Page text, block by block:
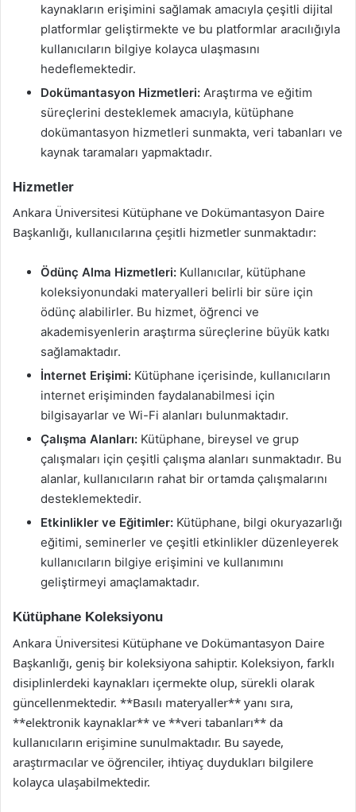
kaynakların erişimini sağlamak amacıyla çeşitli dijital
platformlar geliştirmekte ve bu platformlar aracılığıyla
kullanıcıların bilgiye kolayca ulaşmasını
hedeflemektedir.
Dokümantasyon Hizmetleri: Araştırma ve eğitim
süreçlerini desteklemek amacıyla, kütüphane
dokümantasyon hizmetleri sunmakta, veri tabanları ve
kaynak taramaları yapmaktadır.
Hizmetler
Ankara Üniversitesi Kütüphane ve Dokümantasyon Daire
Başkanlığı, kullanıcılarına çeşitli hizmetler sunmaktadır:
Ödünç Alma Hizmetleri: Kullanıcılar, kütüphane
koleksiyonundaki materyalleri belirli bir süre için
ödünç alabilirler. Bu hizmet, öğrenci ve
akademisyenlerin araştırma süreçlerine büyük katkı
sağlamaktadır.
İnternet Erişimi: Kütüphane içerisinde, kullanıcıların
internet erişiminden faydalanabilmesi için
bilgisayarlar ve Wi-Fi alanları bulunmaktadır.
Çalışma Alanları: Kütüphane, bireysel ve grup
çalışmaları için çeşitli çalışma alanları sunmaktadır. Bu
alanlar, kullanıcıların rahat bir ortamda çalışmalarını
desteklemektedir.
Etkinlikler ve Eğitimler: Kütüphane, bilgi okuryazarlığı
eğitimi, seminerler ve çeşitli etkinlikler düzenleyerek
kullanıcıların bilgiye erişimini ve kullanımını
geliştirmeyi amaçlamaktadır.
Kütüphane Koleksiyonu
Ankara Üniversitesi Kütüphane ve Dokümantasyon Daire
Başkanlığı, geniş bir koleksiyona sahiptir. Koleksiyon, farklı
disiplinlerdeki kaynakları içermekte olup, sürekli olarak
güncellenmektedir. **Basılı materyaller** yanı sıra,
**elektronik kaynaklar** ve **veri tabanları** da
kullanıcıların erişimine sunulmaktadır. Bu sayede,
araştırmacılar ve öğrenciler, ihtiyaç duydukları bilgilere
kolayca ulaşabilmektedir.